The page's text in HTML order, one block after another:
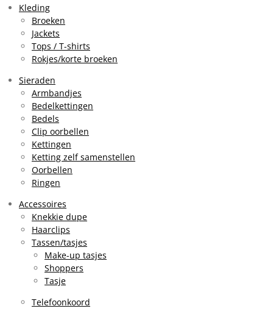
Kleding
Broeken
Jackets
Tops / T-shirts
Rokjes/korte broeken
Sieraden
Armbandjes
Bedelkettingen
Bedels
Clip oorbellen
Kettingen
Ketting zelf samenstellen
Oorbellen
Ringen
Accessoires
Knekkie dupe
Haarclips
Tassen/tasjes
Make-up tasjes
Shoppers
Tasje
Telefoonkoord